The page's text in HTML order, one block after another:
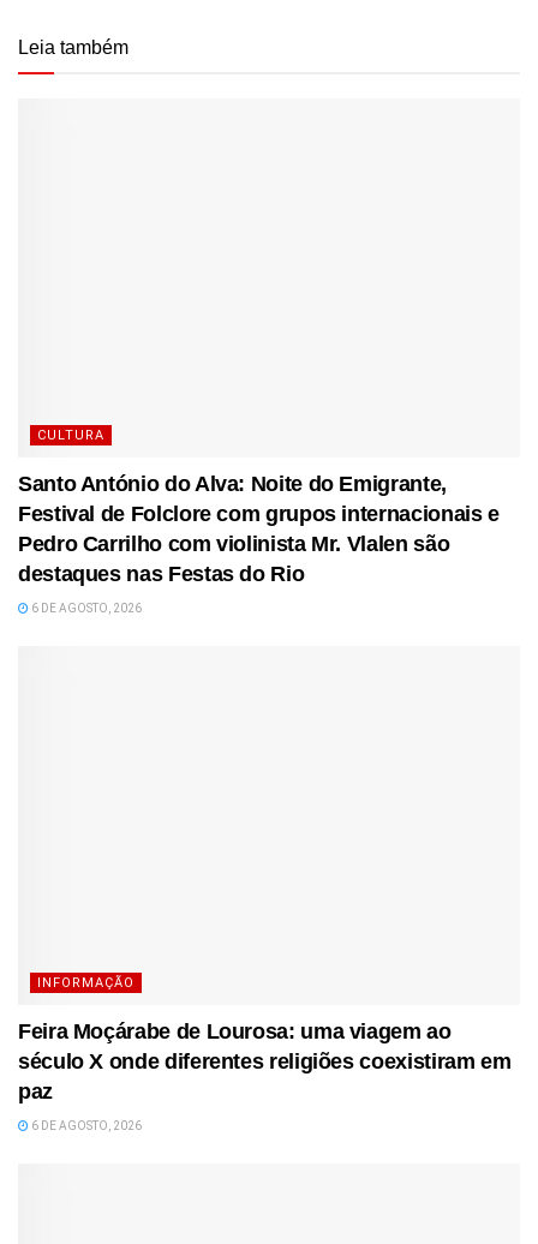
Leia também
CULTURA
Santo António do Alva: Noite do Emigrante,
Festival de Folclore com grupos internacionais e
Pedro Carrilho com violinista Mr. Vlalen são
destaques nas Festas do Rio
6 DE AGOSTO, 2026
INFORMAÇÃO
Feira Moçárabe de Lourosa: uma viagem ao
século X onde diferentes religiões coexistiram em
paz
6 DE AGOSTO, 2026